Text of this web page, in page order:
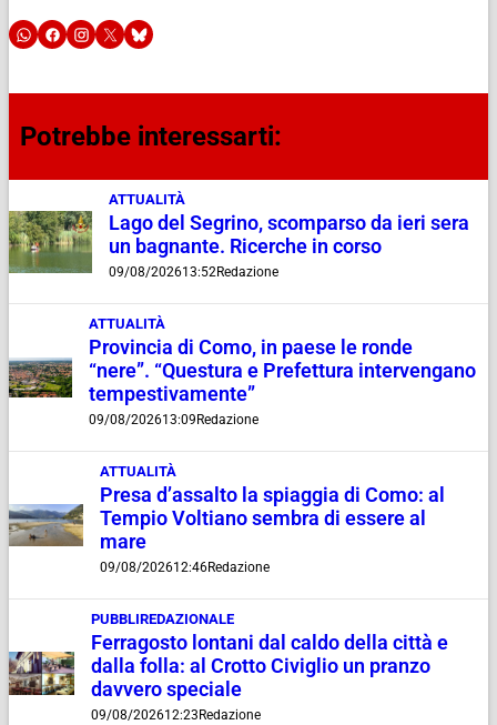
Potrebbe interessarti:
ATTUALITÀ
Lago del Segrino, scomparso da ieri sera
un bagnante. Ricerche in corso
09/08/202613:52Redazione
ATTUALITÀ
Provincia di Como, in paese le ronde
“nere”. “Questura e Prefettura intervengano
tempestivamente”
09/08/202613:09 Redazione
ATTUALITÀ
Presa d’assalto la spiaggia di Como: al
Tempio Voltiano sembra di essere al
mare
09/08/202612:46Redazione
PUBBLIREDAZIONALE
Ferragosto lontani dal caldo della città e
dalla folla: al Crotto Civiglio un pranzo
davvero speciale
09/08/202612:23 Redazione